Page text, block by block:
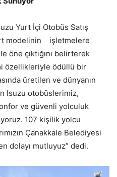
Yurt İçi Otobüs Satış
modelinin işletmelere
öne çıktığını belirterek
özellikleriyle ödüllü bir
üretilen ve dünyanın
Isuzu otobüslerimiz,
ve güvenli yolculuk
107 kişilik yolcu
Çanakkale Belediyesi
dolayı mutluyuz” dedi.